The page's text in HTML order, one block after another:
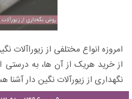
امروزه انواع مختلفی از زیوراآلات
از خرید هریک از آن ها، به درستی
نگهداری از زیورآلات نگین دار آشنا